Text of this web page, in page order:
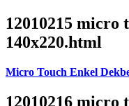
12010215 micro
140x220.html
Micro Touch Enkel
12010216 micro